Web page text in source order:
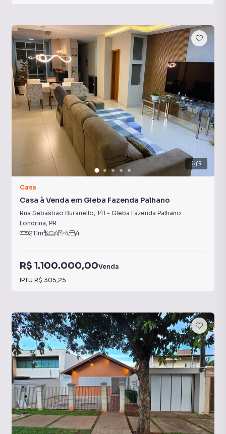
19
Casa
Casa à Venda em Gleba Fazenda Palhano
Rua Sebastião Buranello, 141 - Gleba Fazenda Palhano
Londrina, PR
211m² 4 4 4
R$ 1.100.000,00Venda
IPTU R$ 305,25